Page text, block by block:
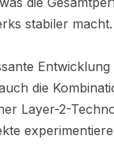
stabiler macht.
Entwicklung
die
Layer-2-